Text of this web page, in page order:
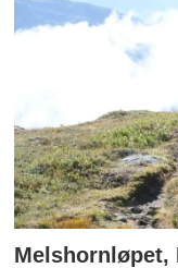
Melshornløpet,